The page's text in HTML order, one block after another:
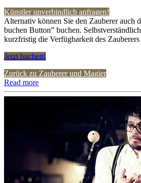
Künstler unverbindlich anfragen!
Alternativ können Sie den Zauberer auch
buchen Button” buchen.
kurzfristig die Verfügbarkeit des
Jetzt buchen!
Zurück zu Zauberer und Magier
Read more